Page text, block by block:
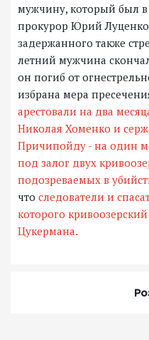
мужчину, который был
прокурор Юрий
задержанного также
летний мужчина
он погиб от
избрана мера
арестовали на два
Николая Хоменко и
Причипойду - на один
под залог двух
подозреваемых в
что следователи и
которого
Цукермана.